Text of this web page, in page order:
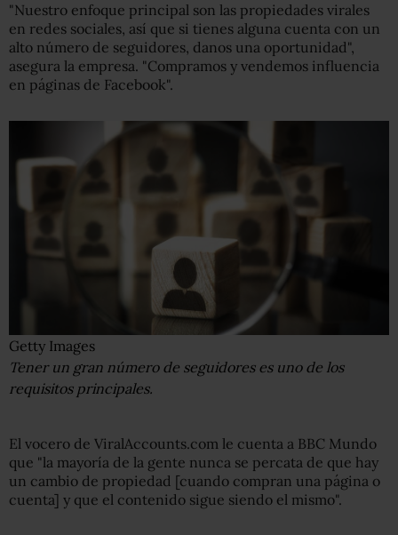
"Nuestro enfoque principal son las propiedades virales
en redes sociales, así que si tienes alguna cuenta con un
alto número de seguidores, danos una oportunidad",
asegura la empresa. "Compramos y vendemos influencia
en páginas de Facebook".
Getty Images
Tener un gran número de seguidores es uno de los
requisitos principales.
El vocero de ViralAccounts.com le cuenta a BBC Mundo
que "la mayoría de la gente nunca se percata de que hay
un cambio de propiedad [cuando compran una página o
cuenta] y que el contenido sigue siendo el mismo".